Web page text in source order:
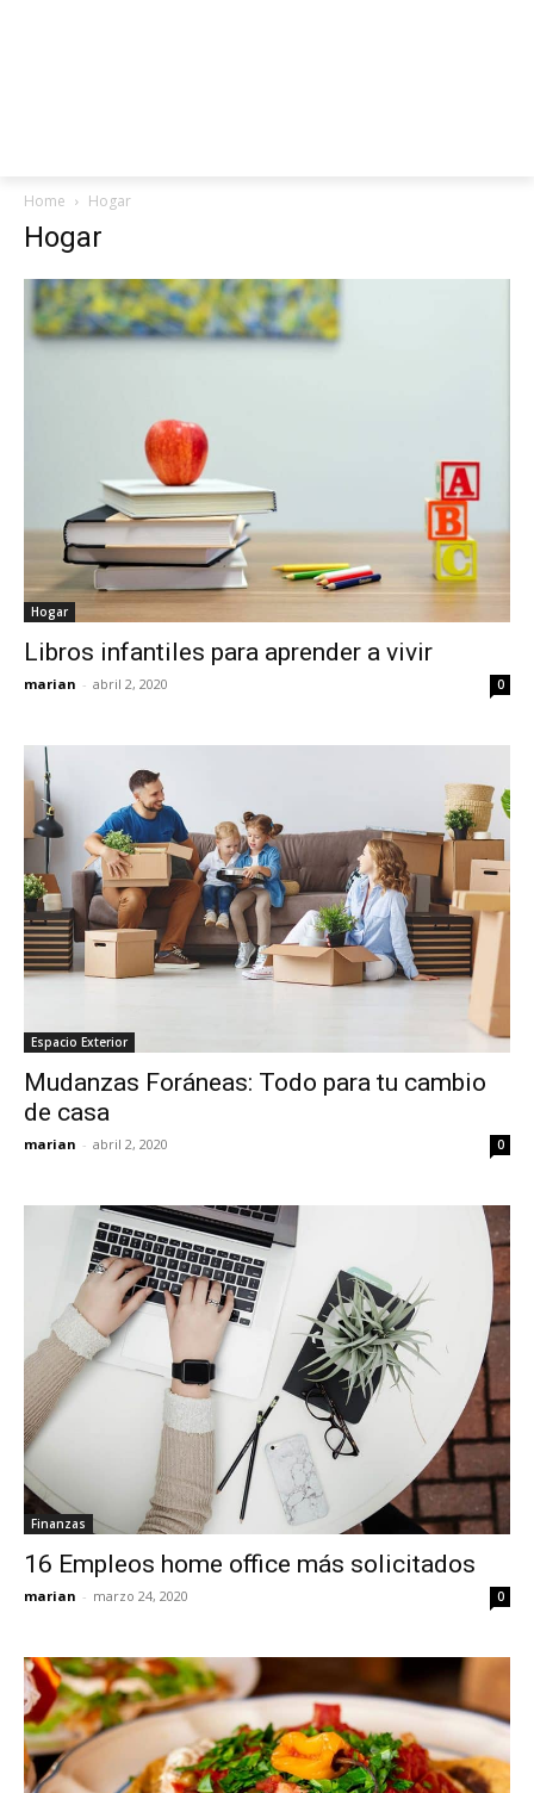
Home Hogar
Hogar
Hogar
Libros infantiles para aprender a vivir
marian - abril 2, 2020 0
Espacio Exterior
Mudanzas Foráneas: Todo para tu cambio
de casa
marian - abril 2, 2020 0
Finanzas
16 Empleos home office más solicitados
marian - marzo 24, 2020 0